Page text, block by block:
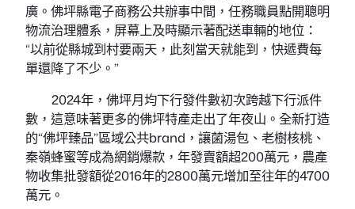
廣。佛坪縣電子商務公共辦事中間，任務職員點開聰明
物流治理體系，屏幕上及時顯示著配送車輛的地位：
“以前從縣城到村要兩天，此刻當天就能到，快遞費每
單還降了不少。”
2024年，佛坪月均下行發件數初次跨越下行派件
數，這意味著更多的佛坪特產走出了年夜山。全新打造
的“佛坪臻品”區域公共brand，讓菌湯包、老樹核桃、
秦嶺蜂蜜等成為網銷爆款，年發賣額超200萬元，農產
物收集批發額從2016年的2800萬元增加至往年的4700
萬元。